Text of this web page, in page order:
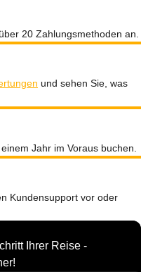
20 Zahlungsmethoden an.
und sehen Sie, was
Jahr im Voraus buchen.
Kundensupport vor oder
Ihrer Reise -